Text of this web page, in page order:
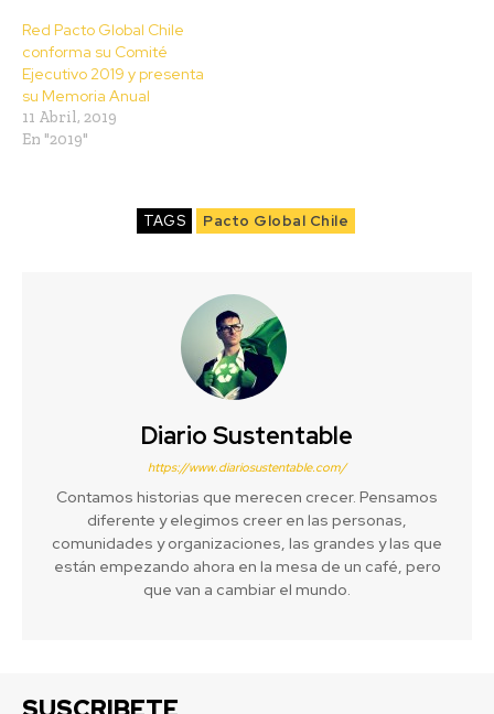
Red Pacto Global Chile
conforma su Comité
Ejecutivo 2019 y presenta
su Memoria Anual
11 Abril, 2019
En "2019"
TAGS Pacto Global Chile
Diario Sustentable
https://www.diariosustentable.com/
Contamos historias que merecen crecer. Pensamos
diferente y elegimos creer en las personas,
comunidades y organizaciones, las grandes y las que
están empezando ahora en la mesa de un café, pero
que van a cambiar el mundo.